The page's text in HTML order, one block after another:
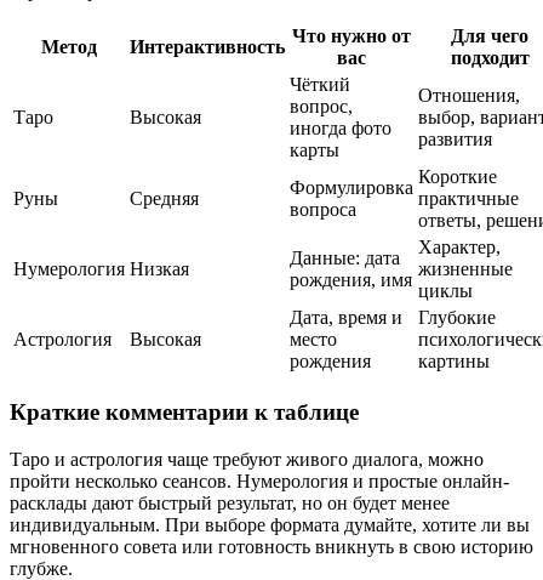
Метод Интерактивность
Что нужно от
вас
Для чего
подходит
Таро Высокая
Чёткий
вопрос,
иногда фото
карты
Отношения,
выбор,
развития
Руны Средняя
Формулировка
вопроса
Короткие
практичные
ответы,
Нумерология Низкая
Данные: дата
рождения, имя
Характер,
жизненные
циклы
Астрология Высокая
Дата, время и
место
рождения
Глубокие
картины
Краткие комментарии к таблице
Таро и астрология чаще требуют живого диалога, можно
пройти несколько сеансов. Нумерология и простые онлайн-
расклады дают быстрый результат, но он будет менее
индивидуальным. При выборе формата думайте, хотите ли вы
мгновенного совета или готовность вникнуть в свою историю
глубже.